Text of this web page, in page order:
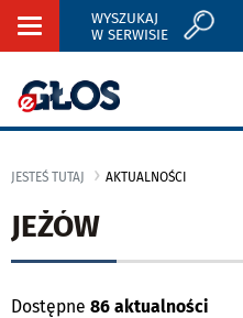
Rozwiń
WYSZUKAJ
W SERWISIE
JESTEŚ TUTAJ AKTUALNOŚCI
JEŻÓW
Dostępne 86 aktualności